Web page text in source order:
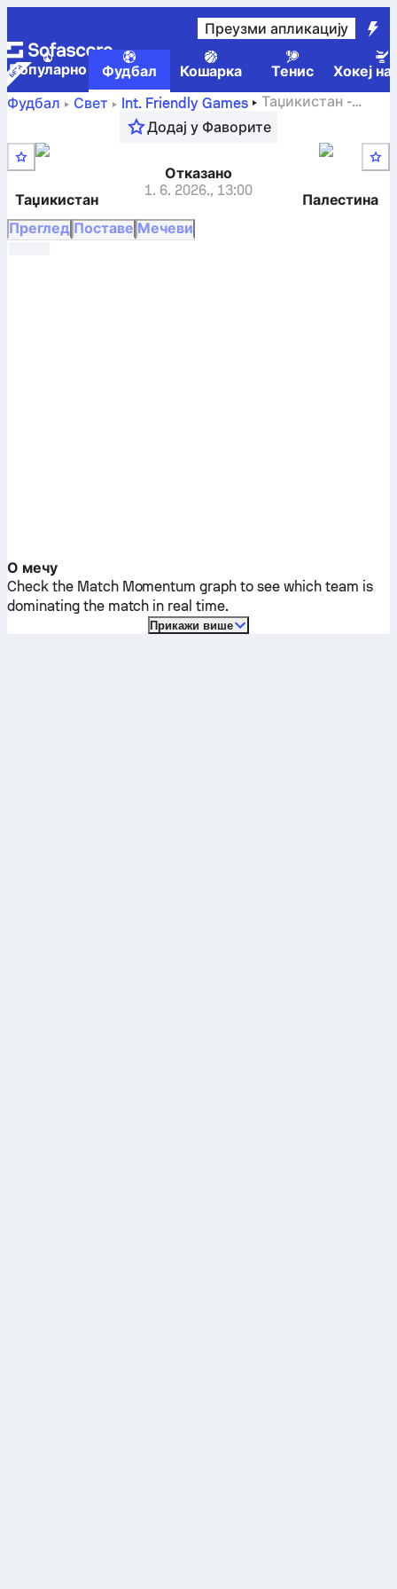
Преузми апликацију
Популарно Фудбал Кошарка Тенис
Хокеј
Фудбал
Свет Int. Friendly Games Таџикистан -
резулат уживо, међусобни резултати,
табела и предвиђања
Додај у Фаворите
Таџикистан
Отказано
1. 6. 2026., 13:00
Палестина
Преглед Поставе Мечеви
О мечу
Check the Match Momentum graph to see which team is
dominating the match in real time.
Прикажи више